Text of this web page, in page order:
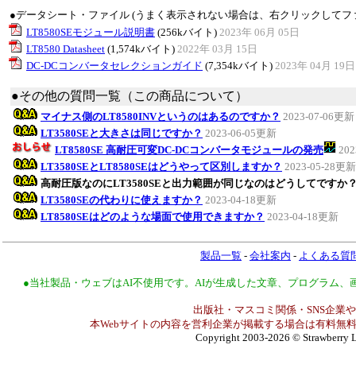
●データシート・ファイル (うまく表示されない場合は、右クリックして
LT8580SEモジュール説明書 (256kバイト) 2023年 06月 05日
LT8580 Datasheet (1,574kバイト) 2022年 03月 15日
DC-DCコンバータセレクションガイド (7,354kバイト) 2023年 04月 19日
●その他の質問一覧（この商品について）
マイナス側のLT8580INVというのはあるのですか？ 2023-07-06更新
LT3580SEと大きさは同じですか？ 2023-06-05更新
LT8580SE 高耐圧可変DC-DCコンバータモジュールの発売
LT3580SEとLT8580SEはどうやって区別しますか？ 2023-05-28更新
高耐圧版なのにLT3580SEと出力範囲が同じなのはどうしてですか
LT3580SEの代わりに使えますか？ 2023-04-18更新
LT8580SEはどのような場面で使用できますか？ 2023-04-18更新
製品一覧 - 会社案内 - よくある質
●当社製品・ウェブはAI不使用です。AIが生成した文章、プログラム
出版社・マスコミ関係・SNS企業
本Webサイトの内容を営利企業が掲載する場合は有料無
Copyright 2003-2026 © Strawberry